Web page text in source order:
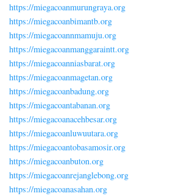
https://miegacoanmurungraya.org
https://miegacoanbimantb.org
https://miegacoannmamuju.org
https://miegacoanmanggaraintt.org
https://miegacoanniasbarat.org
https://miegacoanmagetan.org
https://miegacoanbadung.org
https://miegacoantabanan.org
https://miegacoanacehbesar.org
https://miegacoanluwuutara.org
https://miegacoantobasamosir.org
https://miegacoanbuton.org
https://miegacoanrejanglebong.org
https://miegacoanasahan.org